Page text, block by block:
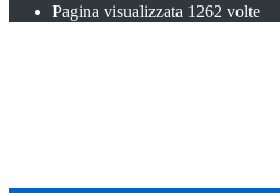
Pagina visualizzata 1262 volte